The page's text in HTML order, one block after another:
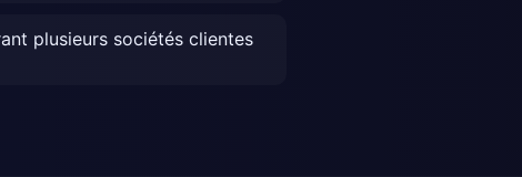
plusieurs sociétés clientes